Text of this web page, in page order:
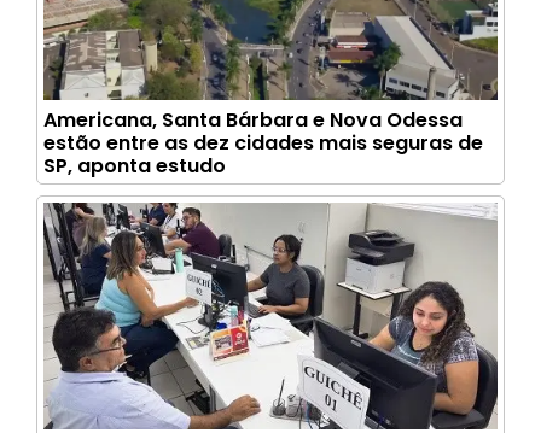
Americana, Santa Bárbara e Nova Odessa
estão entre as dez cidades mais seguras de
SP, aponta estudo